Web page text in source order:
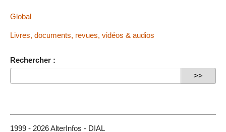
Global
Livres, documents, revues, vidéos & audios
Rechercher :
1999 - 2026 AlterInfos - DIAL